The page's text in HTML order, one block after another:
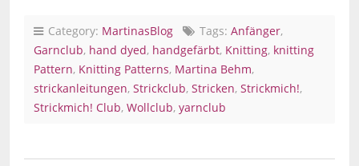
Category: MartinasBlog Tags: Anfänger,
Garnclub, hand dyed, handgefärbt, Knitting, knitting
Pattern, Knitting Patterns, Martina Behm,
strickanleitungen, Strickclub, Stricken, Strickmich!,
Strickmich! Club, Wollclub, yarnclub